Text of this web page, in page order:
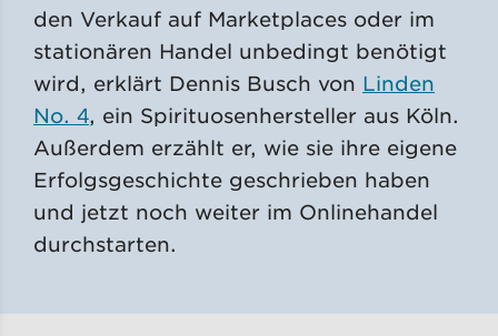
den Verkauf auf Marketplaces oder im
stationären Handel unbedingt benötigt
wird, erklärt Dennis Busch von Linden
No. 4, ein Spirituosenhersteller aus Köln.
Außerdem erzählt er, wie sie ihre eigene
Erfolgsgeschichte geschrieben haben
und jetzt noch weiter im Onlinehandel
durchstarten.